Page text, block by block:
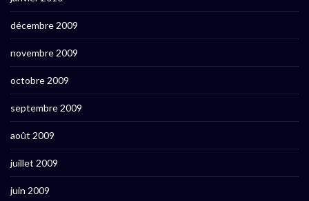
décembre 2009
novembre 2009
octobre 2009
septembre 2009
août 2009
juillet 2009
juin 2009